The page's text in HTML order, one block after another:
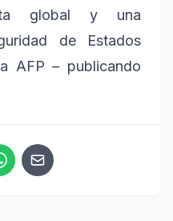
global y una
de Estados
AFP – publicando